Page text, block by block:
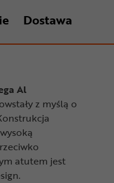
Dostawa
Al
z myślą o
atutem jest